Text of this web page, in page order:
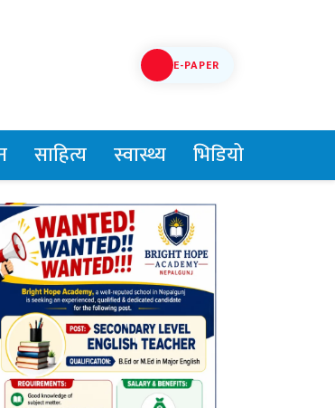
E-PAPER
साहित्य स्वास्थ्य भिडियो